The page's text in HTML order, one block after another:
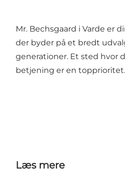
Mr. Bechsgaard i Varde er
der byder på et bredt
generationer. Et sted hvor
betjening er en topprioritet.
Læs mere